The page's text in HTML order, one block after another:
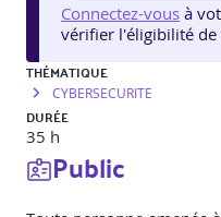
Connectez-vous à
vérifier l'éligibilité
THÉMATIQUE
CYBERSECURITE
DURÉE
35 h
Public